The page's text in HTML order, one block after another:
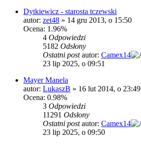
Dytkiewicz - starosta tczewski
autor: zet48 » 14 gru 2013, o 15:50
Ocena: 1.96%
4 Odpowiedzi
5182 Odsłony
Ostatni postautor: Camex14
23 lip 2025, o 09:51
Mayer Manela
autor: LukaszB » 16 lut 2014, o 23:49
Ocena: 0.98%
3 Odpowiedzi
11291 Odsłony
Ostatni postautor: Camex14
23 lip 2025, o 09:50